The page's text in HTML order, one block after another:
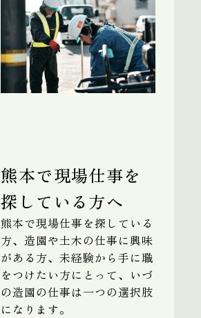
熊本で現場仕事を
探している方へ
熊本で現場仕事を探している
方、造園や土木の仕事に興味
がある方、未経験から手に職
をつけたい方にとって、いづ
の造園の仕事は一つの選択肢
になります。